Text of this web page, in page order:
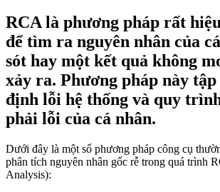
RCA là phương pháp rất
để tìm ra nguyên nhân của
sót hay một kết quả không
xảy ra. Phương pháp này
định lỗi hệ thống và quy
phải lỗi của cá nhân.
Dưới đây là một số phương pháp công cụ
phân tích nguyên nhân gốc rễ trong quá trình
Analysis):